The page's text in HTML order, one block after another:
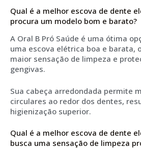
Qual é a melhor escova de dente
procura um modelo bom e barato?
A Oral B Pró Saúde é uma ótima
uma escova elétrica boa e barata,
maior sensação de limpeza e
gengivas.
Sua cabeça arredondada permite
circulares ao redor dos dentes,
higienização superior.
Qual é a melhor escova de dente
busca uma sensação de limpeza